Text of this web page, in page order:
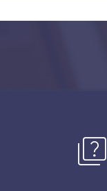
quiz